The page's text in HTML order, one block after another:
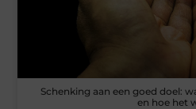
Schenking aan een goed doel:
en hoe het